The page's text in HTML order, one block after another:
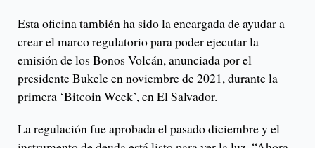
Esta oficina también ha sido la encargada de ayudar a
crear el marco regulatorio para poder ejecutar la
emisión de los Bonos Volcán, anunciada por el
presidente Bukele en noviembre de 2021, durante la
primera ‘Bitcoin Week’, en El Salvador.
La regulación fue aprobada el pasado diciembre y el